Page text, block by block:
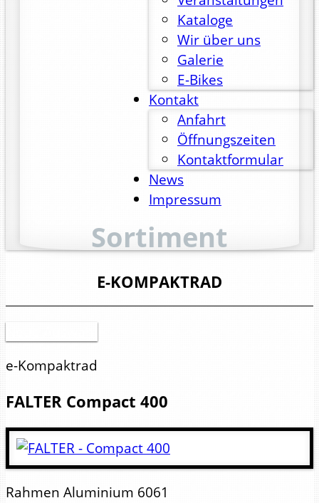
Kataloge
Wir über uns
Galerie
E-Bikes
Kontakt
Anfahrt
Öffnungszeiten
Kontaktformular
News
Impressum
Sortiment
E-KOMPAKTRAD
e-Kompaktrad
FALTER Compact 400
Rahmen Aluminium 6061